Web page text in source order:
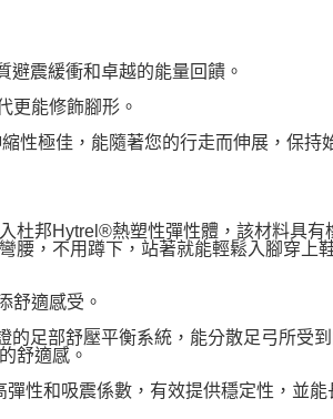
避震緩衝和卓越的能量回饋。
更能修飾腳形。
性極佳，能隨著您的行走而伸展，保持
杜邦Hytrel®熱塑性彈性體，該材料具有
腰，不用蹲下，站著就能輕鬆入腳穿上
舒適感受。
足部舒壓平衡系統，能分散足弓所受
舒適感。
性和吸震係數，有效提供穩定性，並能